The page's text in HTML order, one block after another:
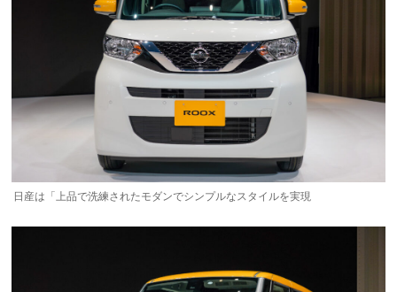
日産は「上品で洗練されたモダンでシンプルなスタイルを実現